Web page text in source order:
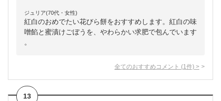
ジュリア(70代・女性)
紅白のおめでたい花びら餅をおすすめします。紅白の味
噌餡と蜜漬けごぼうを、やわらかい求肥で包んでいます
。
全てのおすすめコメント (1 件) >
13